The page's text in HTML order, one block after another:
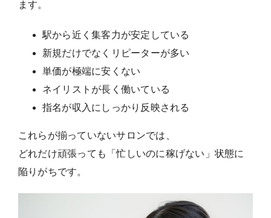
ます。
駅から近く集客力が安定している
新規だけでなくリピーターが多い
単価が極端に安くない
ネイリストが長く働いている
指名が収入にしっかり反映される
これらが揃っていないサロンでは、
どれだけ頑張っても「忙しいのに稼げない」状態に
陥りがちです。